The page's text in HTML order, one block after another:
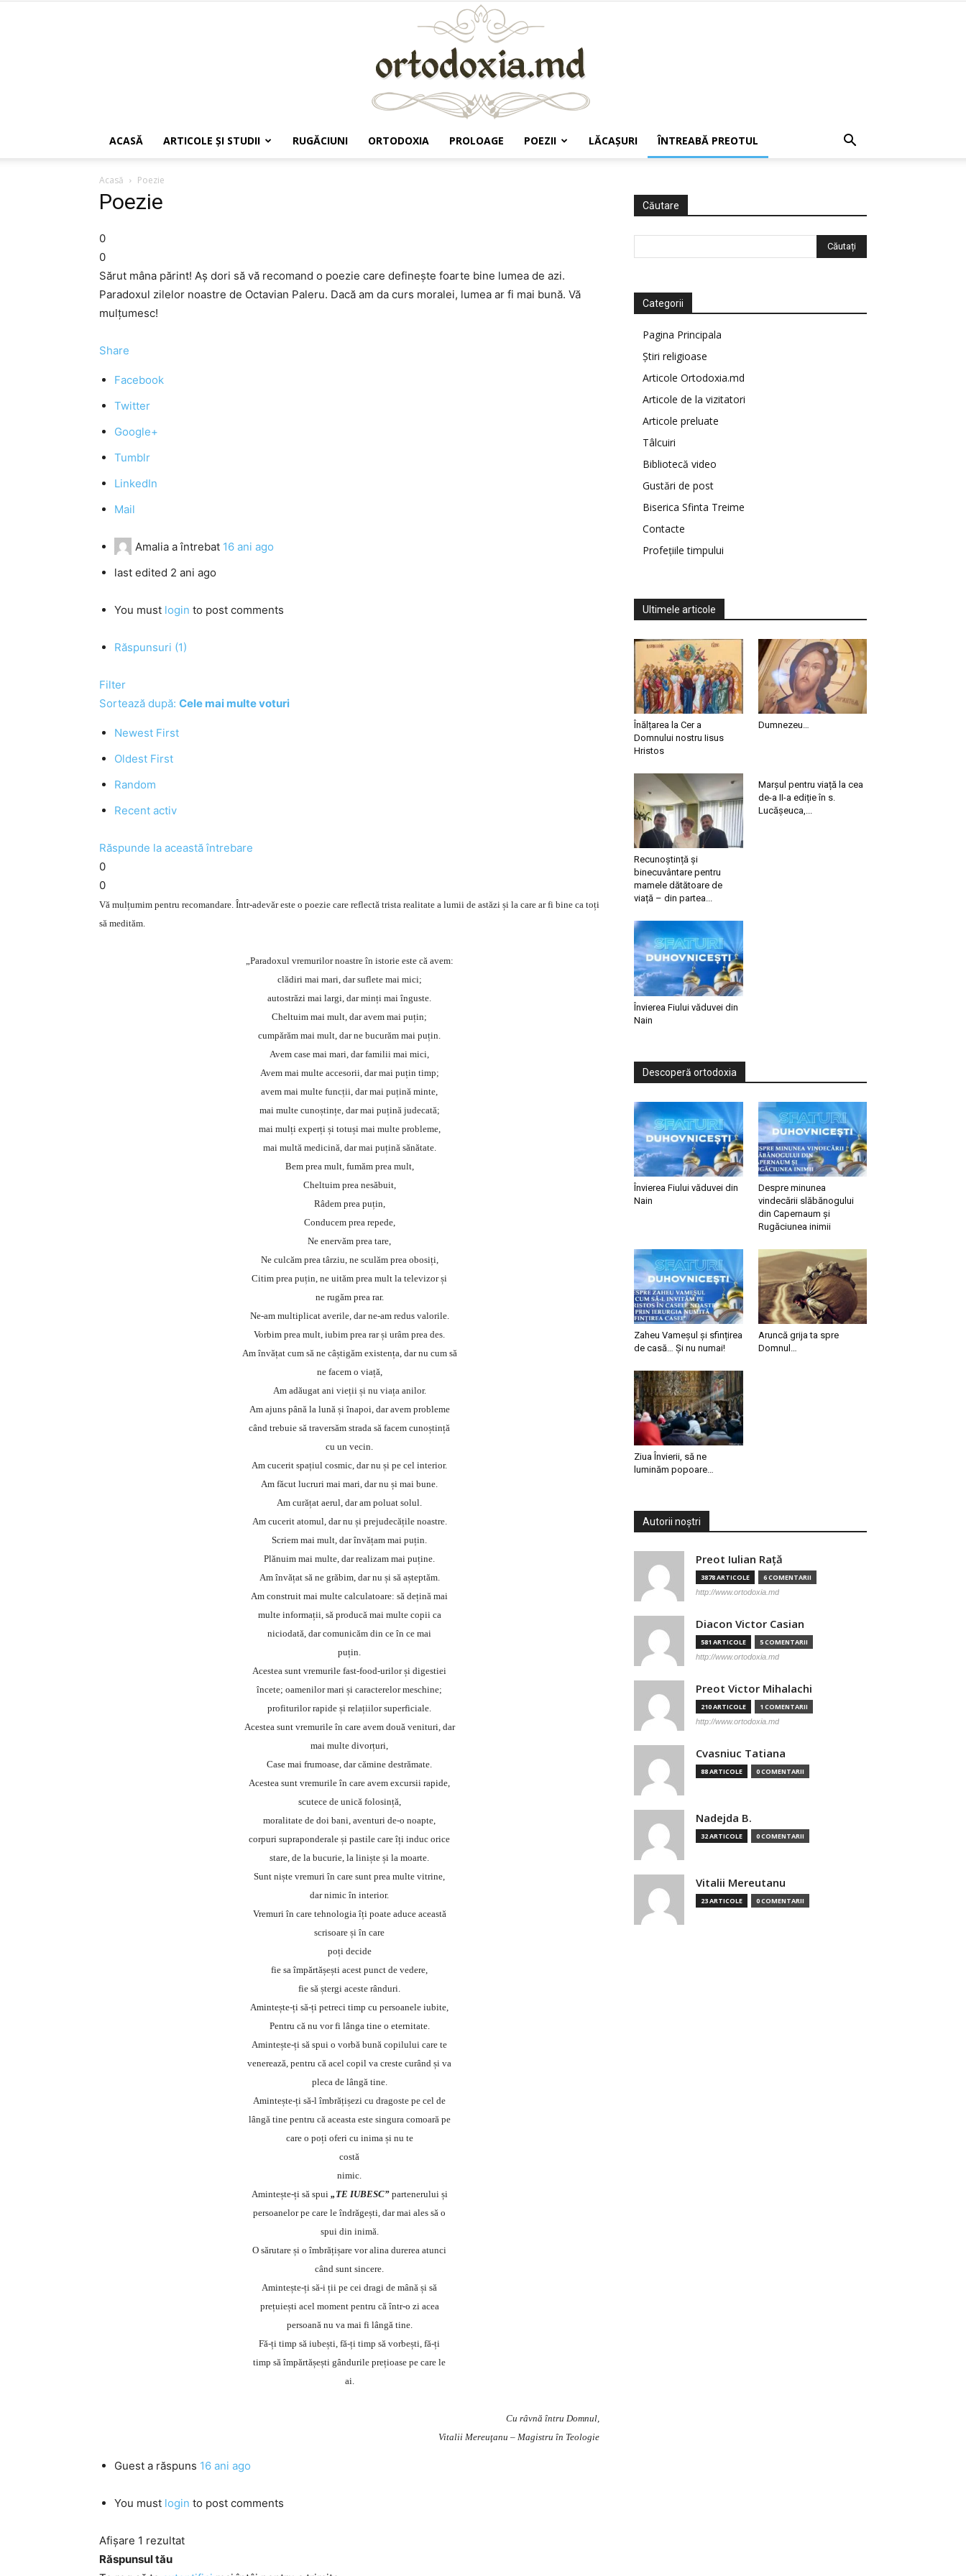
ACASĂ ARTICOLE ŞI STUDII RUGĂCIUNI ORTODOXIA PROLOAGE POEZII LĂCAŞURI ÎNTREABĂ PREOTUL
Acasă Poezie
Poezie
0
0
Sărut mâna părint! Aş dori să vă recomand o poezie care defineşte foarte bine lumea de azi.
Paradoxul zilelor noastre de Octavian Paleru. Dacă am da curs moralei, lumea ar fi mai bună. Vă
mulţumesc!
Share
Facebook
Twitter
Google+
Tumblr
LinkedIn
Mail
Amalia a întrebat 16 ani ago
last edited 2 ani ago
You must login to post comments
Răspunsuri (1)
Filter
Sortează după: Cele mai multe voturi
Newest First
Oldest First
Random
Recent activ
Răspunde la această întrebare
0
0
Vă mulțumim pentru recomandare. Într-adevăr este o poezie care reflectă trista realitate a lumii de astăzi și la care ar fi bine ca toți
să medităm.
„Paradoxul vremurilor noastre în istorie este că avem:
clădiri mai mari, dar suflete mai mici;
autostrăzi mai largi, dar minți mai înguste.
Cheltuim mai mult, dar avem mai puțin;
cumpărăm mai mult, dar ne bucurăm mai puțin.
Avem case mai mari, dar familii mai mici,
Avem mai multe accesorii, dar mai puțin timp;
avem mai multe funcții, dar mai puțină minte,
mai multe cunoștințe, dar mai puțină judecată;
mai mulți experți și totuși mai multe probleme,
mai multă medicină, dar mai puțină sănătate.
Bem prea mult, fumăm prea mult,
Cheltuim prea nesăbuit,
Râdem prea puțin,
Conducem prea repede,
Ne enervăm prea tare,
Ne culcăm prea târziu, ne sculăm prea obosiți,
Citim prea puțin, ne uităm prea mult la televizor și
ne rugăm prea rar.
Ne-am multiplicat averile, dar ne-am redus valorile.
Vorbim prea mult, iubim prea rar și urâm prea des.
Am învățat cum să ne câștigăm existența, dar nu cum să
ne facem o viață,
Am adăugat ani vieții și nu viața anilor.
Am ajuns până la lună și înapoi, dar avem probleme
când trebuie să traversăm strada să facem cunoștință
cu un vecin.
Am cucerit spațiul cosmic, dar nu și pe cel interior.
Am făcut lucruri mai mari, dar nu și mai bune.
Am curățat aerul, dar am poluat solul.
Am cucerit atomul, dar nu și prejudecățile noastre.
Scriem mai mult, dar învățam mai puțin.
Plănuim mai multe, dar realizam mai puține.
Am învățat să ne grăbim, dar nu și să așteptăm.
Am construit mai multe calculatoare: să dețină mai
multe informații, să producă mai multe copii ca
niciodată, dar comunicăm din ce în ce mai
puțin.
Acestea sunt vremurile fast-food-urilor și digestiei
încete; oamenilor mari și caracterelor meschine;
profiturilor rapide și relațiilor superficiale.
Acestea sunt vremurile în care avem două venituri, dar
mai multe divorțuri,
Case mai frumoase, dar cămine destrămate.
Acestea sunt vremurile în care avem excursii rapide,
scutece de unică folosință,
moralitate de doi bani, aventuri de-o noapte,
corpuri supraponderale și pastile care îți induc orice
stare, de la bucurie, la liniște și la moarte.
Sunt niște vremuri în care sunt prea multe vitrine,
dar nimic în interior.
Vremuri în care tehnologia îți poate aduce această
scrisoare și în care
poți decide
fie sa împărtășești acest punct de vedere,
fie să ștergi aceste rânduri.
Amintește-ți să-ți petreci timp cu persoanele iubite,
Pentru că nu vor fi lânga tine o eternitate.
Amintește-ți să spui o vorbă bună copilului care te
venerează, pentru că acel copil va creste curând și va
pleca de lângă tine.
Amintește-ți să-l îmbrățișezi cu dragoste pe cel de
lângă tine pentru că aceasta este singura comoară pe
care o poți oferi cu inima și nu te
costă
nimic.
Amintește-ți să spui„TE IUBESC”partenerului și
persoanelor pe care le îndrăgești, dar mai ales să o
spui din inimă.
O sărutare și o îmbrățișare vor alina durerea atunci
când sunt sincere.
Amintește-ți să-i ții pe cei dragi de mână și să
prețuiești acel moment pentru că într-o zi acea
persoană nu va mai fi lângă tine.
Fă-ți timp să iubești, fă-ți timp să vorbești, fă-ți
timp să împărtășești gândurile prețioase pe care le
ai.
Cu râvnă întru Domnul,
Vitalii Mereuţanu – Magistru în Teologie
Guest a răspuns 16 ani ago
You must login to post comments
Afișare 1 rezultat
Răspunsul tău
Căutare
Categorii
Pagina Principala
Știri religioase
Articole Ortodoxia.md
Articole de la vizitatori
Articole preluate
Tâlcuiri
Bibliotecă video
Gustări de post
Biserica Sfinta Treime
Contacte
Profețiile timpului
Ultimele articole
Înălțarea la Cer a
Domnului nostru Iisus
Hristos
Dumnezeu…
Recunoștință și
binecuvântare pentru
mamele dătătoare de
viață – din partea...
Marșul pentru viață la cea
de-a II-a ediție în s.
Lucășeuca,...
Învierea Fiului văduvei din
Nain
Descoperă ortodoxia
Învierea Fiului văduvei din
Nain
Despre minunea
vindecării slăbănogului
din Capernaum și
Rugăciunea inimii
Zaheu Vameșul și sfințirea
de casă… Și nu numai!
Aruncă grija ta spre
Domnul…
Ziua Învierii, să ne
luminăm popoare…
Autorii noștri
Preot Iulian Raţă
3878 ARTICOLE 6 COMENTARII
http://www.ortodoxia.md
Diacon Victor Casian
581 ARTICOLE 5 COMENTARII
http://www.ortodoxia.md
Preot Victor Mihalachi
210 ARTICOLE 1 COMENTARII
http://www.ortodoxia.md
Cvasniuc Tatiana
88 ARTICOLE 0 COMENTARII
Nadejda B.
32 ARTICOLE 0 COMENTARII
Vitalii Mereutanu
23 ARTICOLE 0 COMENTARII